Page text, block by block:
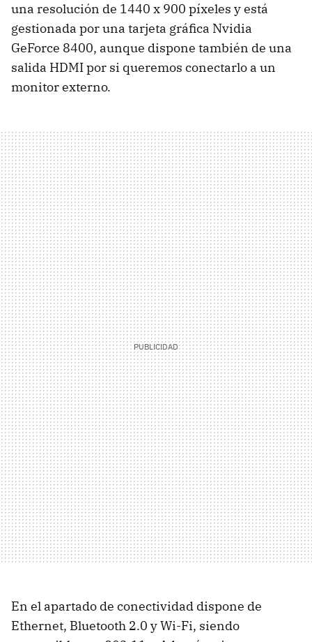
una resolución de 1440 x 900 píxeles y está
gestionada por una tarjeta gráfica Nvidia
GeForce 8400, aunque dispone también de una
salida HDMI por si queremos conectarlo a un
monitor externo.
En el apartado de conectividad dispone de
Ethernet, Bluetooth 2.0 y Wi-Fi, siendo